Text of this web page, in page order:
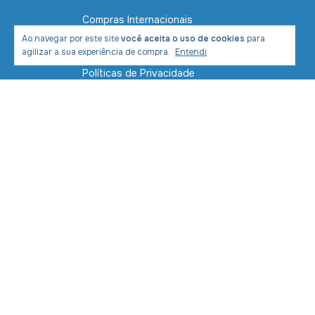
Ao navegar por este sitevocê aceita o uso de cookies para
agilizar a sua experiência de compra. Entendi
Compras Internacionais
Contato
Políticas de Privacidade